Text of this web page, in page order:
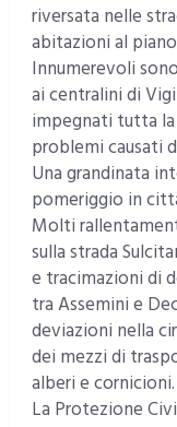
riversata nelle
abitazioni al
Innumerevoli
ai centralini di
impegnati tutta
problemi causati
Una grandinata
pomeriggio in
Molti
sulla strada
e tracimazioni di
tra Assemini e
deviazioni nella
dei mezzi di
alberi e cornicioni.
La Protezione